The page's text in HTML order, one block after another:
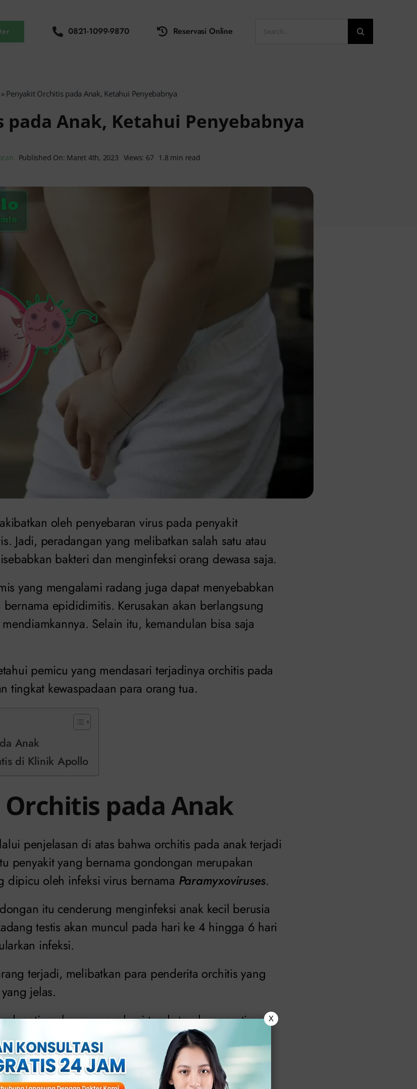
0821-1099-9870 Reservasi Online
for:
» Penyakit Orchitis pada Anak, Ketahui Penyebabnya
Anak, Ketahui Penyebabnya
Published On: Maret 4th, 2023 Views: 67 1.8 min read
oleh penyebaran virus pada penyakit
Jadi, peradangan yang melibatkan salah satu atau
bakteri dan menginfeksi orang dewasa saja.
yang mengalami radang juga dapat menyebabkan
epididimitis. Kerusakan akan berlangsung
Selain itu, kemandulan bisa saja
pemicu yang mendasari terjadinya orchitis pada
tingkat kewaspadaan para orang tua.
Anak
di Klinik Apollo
Orchitis pada Anak
penjelasan di atas bahwa orchitis pada anak terjadi
penyakit yang bernama gondongan merupakan
dipicu oleh infeksi virus bernama Paramyxoviruses.
itu cenderung menginfeksi anak kecil berusia
testis akan muncul pada hari ke 4 hingga 6 hari
infeksi.
terjadi, melibatkan para penderita orchitis yang
jelas.
anaknya mengalami tanda-tanda, seperti
nyeri di bagian skrotum, sebaiknya berhati-hati.
terhadap anak Anda bisa berjalan dengan
mengenai keluhan dan riwayat penyakitnya.
X